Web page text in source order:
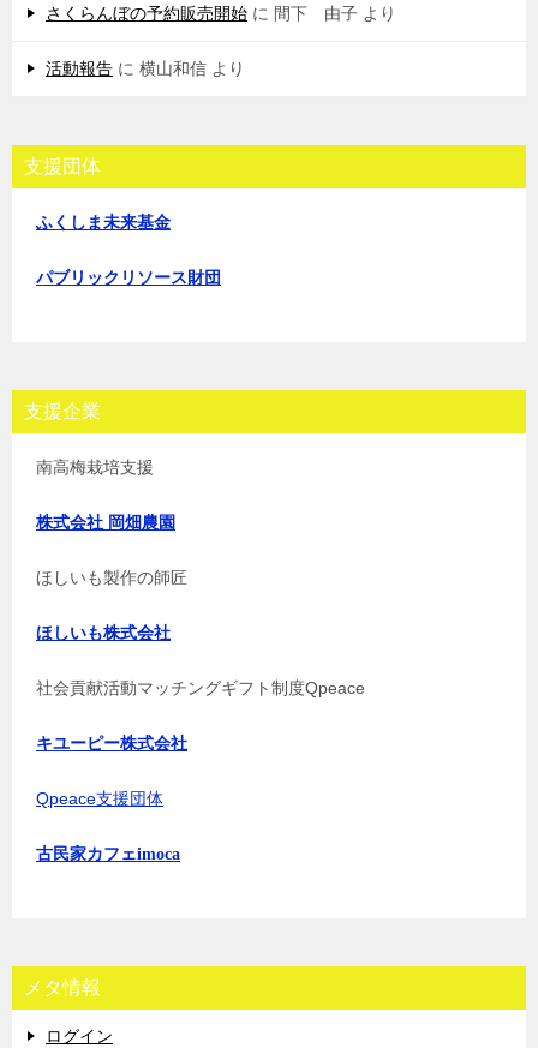
さくらんぼの予約販売開始 に 間下 由子 より
活動報告 に 横山和信 より
支援団体
ふくしま未来基金
パブリックリソース財団
支援企業
南高梅栽培支援
株式会社 岡畑農園
ほしいも製作の師匠
ほしいも株式会社
社会貢献活動マッチングギフト制度Qpeace
キユーピー株式会社
Qpeace支援団体
古民家カフェimoca
メタ情報
ログイン